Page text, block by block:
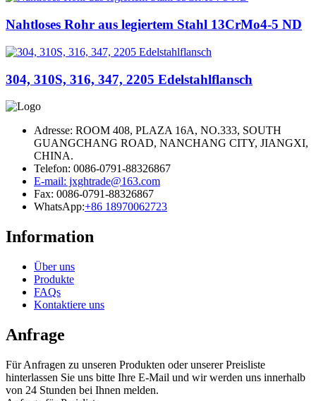
Nahtloses Rohr aus legiertem Stahl 13CrMo4-5 ND
304, 310S, 316, 347, 2205 Edelstahlflansch
Adresse: ROOM 408, PLAZA 16A, NO.333, SOUTH
GUANGCHANG ROAD, NANCHANG CITY, JIANGXI,
CHINA.
Telefon: 0086-0791-88326867
E-mail: jxghtrade@163.com
Fax: 0086-0791-88326867
WhatsApp:+86 18970062723
Information
Über uns
Produkte
FAQs
Kontaktiere uns
Anfrage
Für Anfragen zu unseren Produkten oder unserer Preisliste
hinterlassen Sie uns bitte Ihre E-Mail und wir werden uns innerhalb
von 24 Stunden bei Ihnen melden.